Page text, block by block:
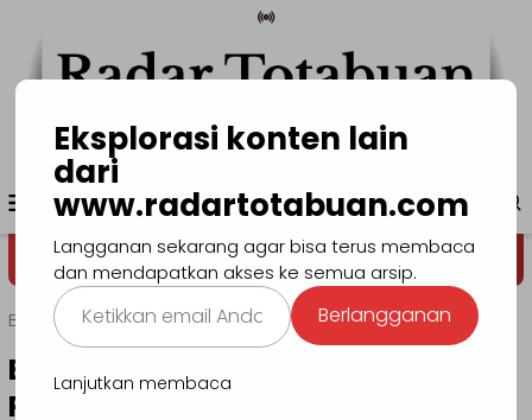
konten
Menu
Mobile
www.radartotabuan.com
Dega' Niondon Selamat Datang di
Beranda Manado
BAZNAS Kota Manado Raih
Penghargaan Nasional Berkat
Eksplorasi konten lain
dari
www.radartotabuan.com
Langganan sekarang agar bisa terus membaca
dan mendapatkan akses ke semua arsip.
Ketikkan
email
Anda...
Berlangganan
Lanjutkan membaca